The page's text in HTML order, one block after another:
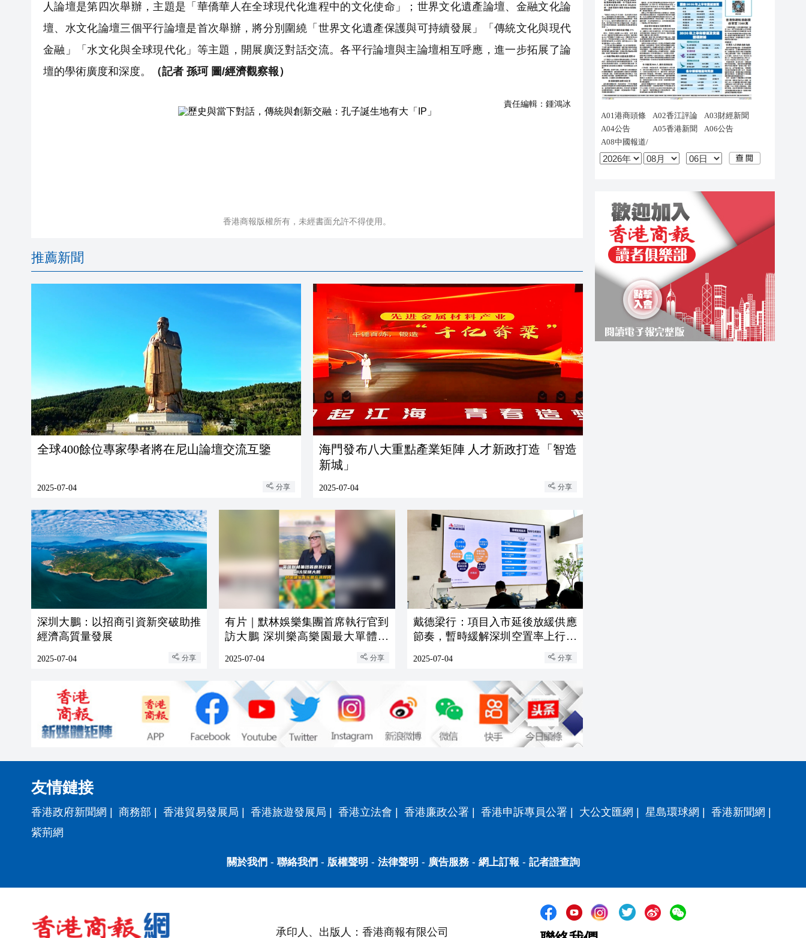
人論壇是第四次舉辦，主題是「華僑華人在全球現代化進程中的文化使命」；世界文化遺產論壇、金融文化論
壇、水文化論壇三個平行論壇是首次舉辦，將分別圍繞「世界文化遺產保護與可持續發展」「傳統文化與現代
金融」「水文化與全球現代化」等主題，開展廣泛對話交流。各平行論壇與主論壇相互呼應，進一步拓展了論
壇的學術廣度和深度。
（記者 孫珂 圖/經濟觀察報）
責任編輯： 鍾鴻冰
香港商報版權所有，未經書面允許不得使用。
推薦新聞
全球400餘位專家學者將在尼山論壇交流互鑒
2025-07-04 分享
海門發布八大重點產業矩陣 人才新政打造「智造
新城」
2025-07-04 分享
深圳大鵬：以招商引資新突破助推
經濟高質量發展
2025-07-04 分享
有片｜默林娛樂集團首席執行官到
訪大鵬 深圳樂高樂園最大單體建
2025-07-04 分享
戴德梁行：項目入市延後放緩供應
節奏，暫時緩解深圳空置率上行壓
2025-07-04 分享
友情鏈接
香港政府新聞網 商務部 香港貿易發展局 香港旅遊發展局 香港立法會 香港廉政公署 香港申訴專員公署 大公文匯網 星島環球網 香港新聞網
紫荊網
關於我們 - 聯絡我們 - 版權聲明 - 法律聲明 - 廣告服務- 網上訂報 - 記者證查詢
承印人、出版人：香港商報有限公司